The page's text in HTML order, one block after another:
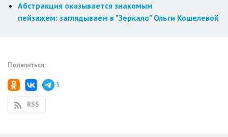
Абстракция оказывается знакомым
пейзажем: заглядываем в "Зеркало" Ольги Кошелевой
Поделиться:
5
RSS